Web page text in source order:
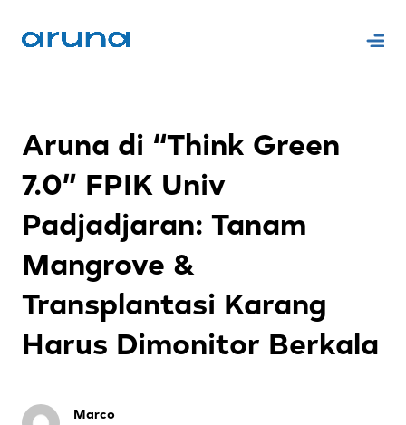
Aruna di “Think Green
7.0” FPIK Univ
Padjadjaran: Tanam
Mangrove &
Transplantasi Karang
Harus Dimonitor Berkala
Marco